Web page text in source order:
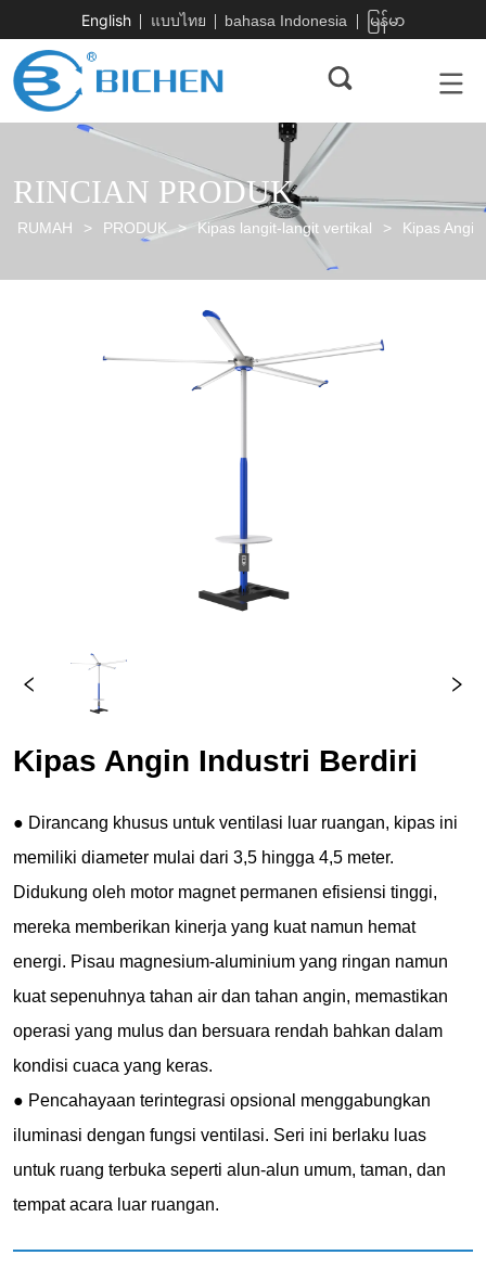
English แบบไทย bahasa Indonesia မြန်မာ
RINCIAN PRODUK
RUMAH > PRODUK > Kipas langit-langit vertikal > Kipas
Kipas Angin Industri Berdiri